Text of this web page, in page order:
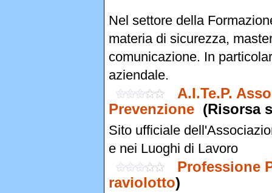
Nel settore della
materia di sicurezza,
comunicazione. In
aziendale.
A.I.Te.P.
Prevenzione (Risorsa
Sito ufficiale
e nei Luoghi di Lavoro
Professione
raviolotto)